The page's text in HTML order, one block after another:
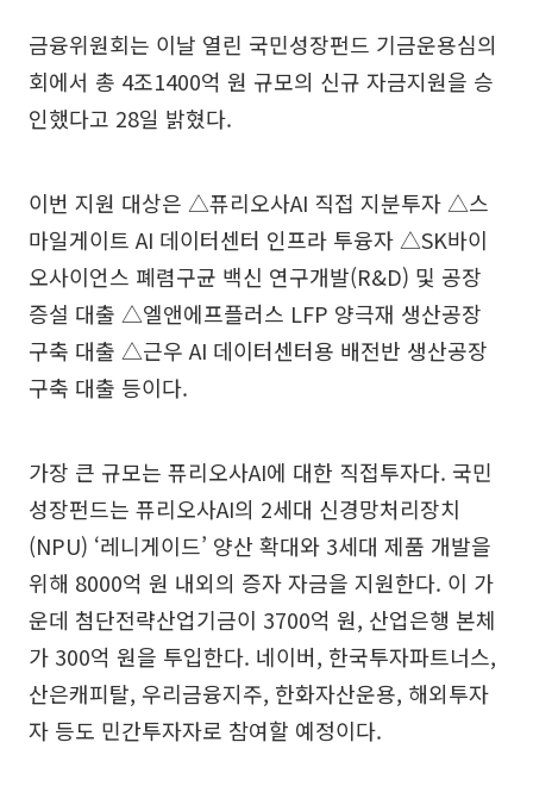
금융위원회는 이날 열린 국민성장펀드 기금운용심의
회에서 총 4조1400억 원 규모의 신규 자금지원을 승
인했다고 28일 밝혔다.
이번 지원 대상은 △퓨리오사AI 직접 지분투자 △스
마일게이트 AI 데이터센터 인프라 투융자 △SK바이
오사이언스 폐렴구균 백신 연구개발(R&D) 및 공장
증설 대출 △엘앤에프플러스 LFP 양극재 생산공장
구축 대출 △근우 AI 데이터센터용 배전반 생산공장
구축 대출 등이다.
가장 큰 규모는 퓨리오사AI에 대한 직접투자다. 국민
성장펀드는 퓨리오사AI의 2세대 신경망처리장치
(NPU) ‘레니게이드’ 양산 확대와 3세대 제품 개발을
위해 8000억 원 내외의 증자 자금을 지원한다. 이 가
운데 첨단전략산업기금이 3700억 원, 산업은행 본체
가 300억 원을 투입한다. 네이버, 한국투자파트너스,
산은캐피탈, 우리금융지주, 한화자산운용, 해외투자
자 등도 민간투자자로 참여할 예정이다.